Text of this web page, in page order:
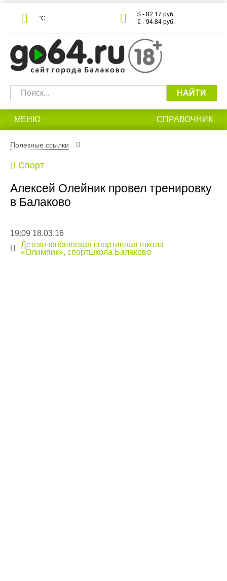
°С
$ - 82.17 руб.
€ - 94.84 руб.
НАЙТИ
МЕНЮ СПРАВОЧНИК
Полезные ссылки
Спорт
Алексей Олейник провел тренировку
в Балаково
19:09 18.03.16
Детско-юношеская спортивная школа
«Олимпик», спортшкола Балаково